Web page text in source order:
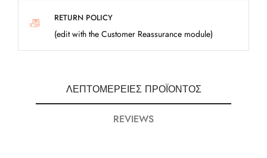
RETURN POLICY
(edit with the Customer Reassurance module)
ΛΕΠΤΟΜΈΡΕΙΕΣ ΠΡΟΪΌΝΤΟΣ
REVIEWS